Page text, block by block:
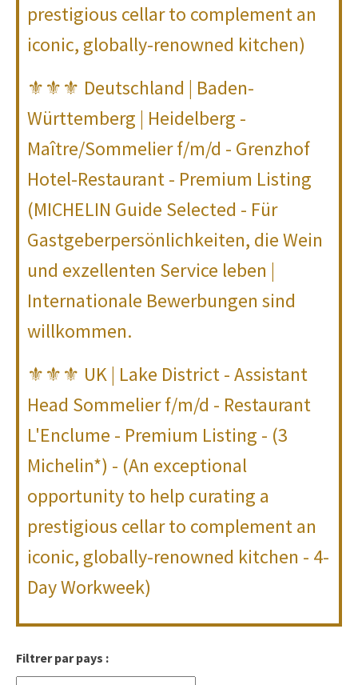
prestigious cellar to complement an
iconic, globally-renowned kitchen)
⚜⚜⚜ Deutschland | Baden-
Württemberg | Heidelberg -
Maître/Sommelier f/m/d - Grenzhof
Hotel-Restaurant - Premium Listing
(MICHELIN Guide Selected - Für
Gastgeberpersönlichkeiten, die Wein
und exzellenten Service leben |
Internationale Bewerbungen sind
willkommen.
⚜⚜⚜ UK | Lake District - Assistant
Head Sommelier f/m/d - Restaurant
L'Enclume - Premium Listing - (3
Michelin*) - (An exceptional
opportunity to help curating a
prestigious cellar to complement an
iconic, globally-renowned kitchen - 4-
Day Workweek)
Filtrer par pays :